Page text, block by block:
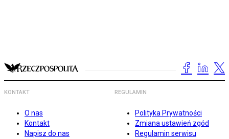
KONTAKT
O nas
Kontakt
Napisz do nas
REGULAMIN
Polityka Prywatności
Zmiana ustawień zgód
Regulamin serwisu